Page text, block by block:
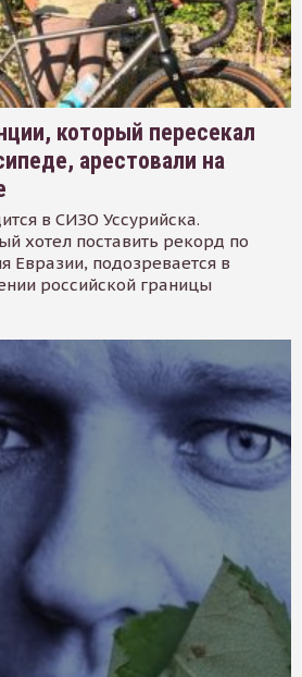
который пересекал
арестовали на
в СИЗО Уссурийска.
хотел поставить рекорд по
Евразии, подозревается в
российской границы